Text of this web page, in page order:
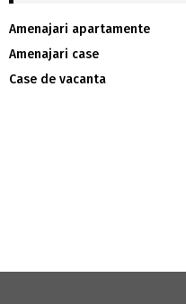
Amenajari apartamente
Amenajari case
Case de vacanta